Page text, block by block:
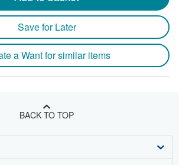
Save for Later
a Want for similar items
BACK TO TOP